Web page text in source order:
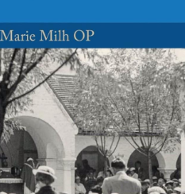
van het kerkje behandeld,
vrijmetselaar die ijverde voor
die er zijn meesterwerk –
deed, een
witte kerkje!
Als lid van het pastorale
in Knokke-Het Zoute,
of op bestelling: